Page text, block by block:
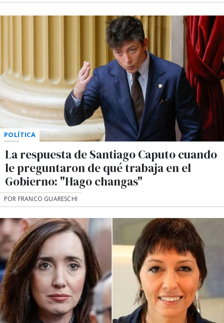
POLÍTICA
La respuesta de Santiago Caputo cuando
le preguntaron de qué trabaja en el
Gobierno: "Hago changas"
POR FRANCO GUARESCHI